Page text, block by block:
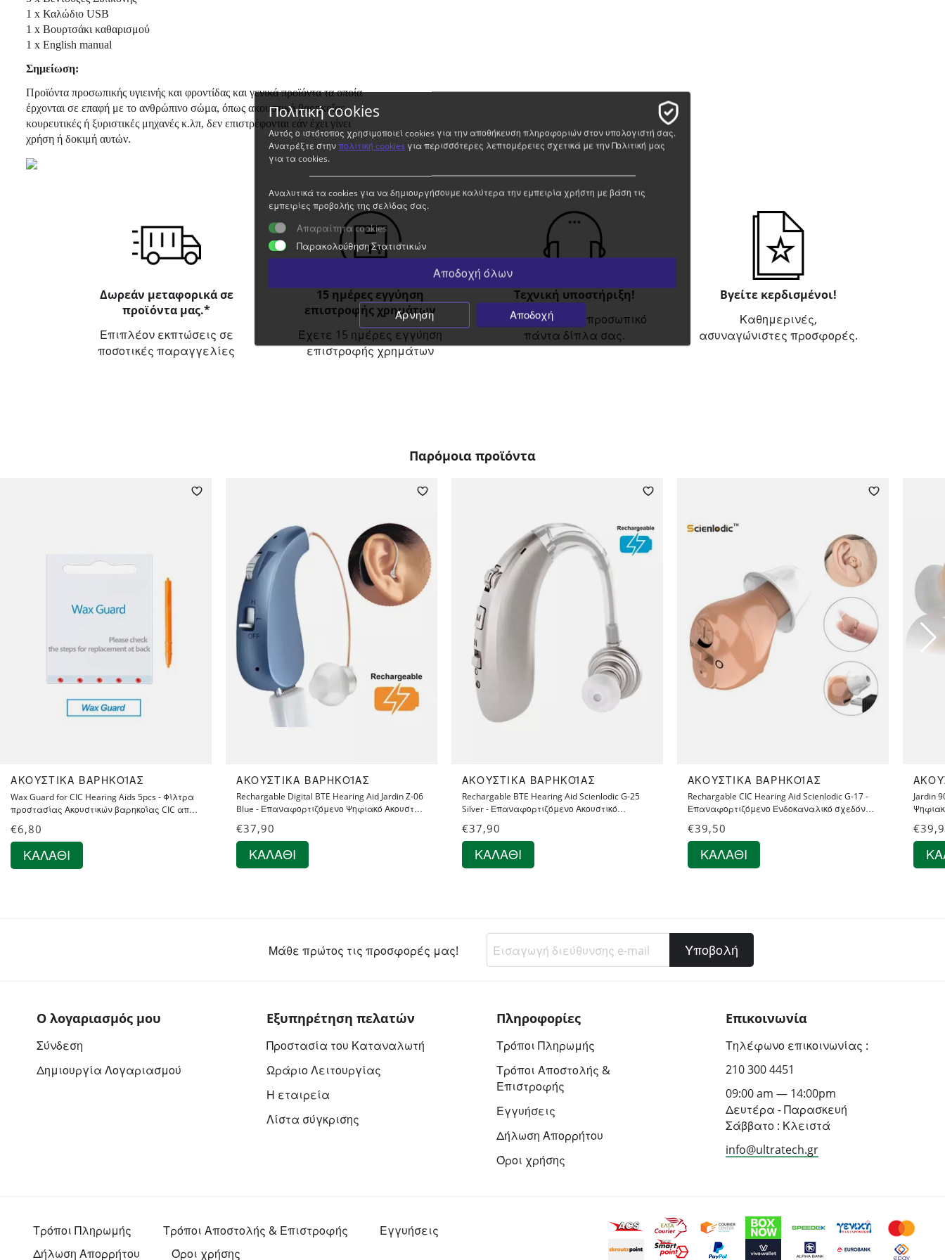
1 x Καλώδιο USB
1 x Βουρτσάκι καθαρισμού
1 x English manual
Σημείωση:
Προϊόντα προσωπικής υγιεινής και φροντίδας και γενικά προϊόντα τα οποία
έρχονται σε επαφή με το ανθρώπινο σώμα, όπως ακουστικά βαρηκοΐας,
κουρευτικές ή ξυριστικές μηχανές κ.λπ, δεν επιστρέφονται εάν έχει γίνει
χρήση ή δοκιμή αυτών.
Δωρεάν μεταφορικά σε
προϊόντα μας.*
Επιπλέον εκπτώσεις σε
ποσοτικές παραγγελίες
15 ημέρες εγγύηση
επιστροφής χρημάτων
Έχετε 15 ημέρες εγγύηση
επιστροφής χρημάτων
Τεχνική υποστήριξη!
Εξειδικευμένο προσωπικό
πάντα δίπλα σας.
Βγείτε κερδισμένοι!
Καθημερινές,
ασυναγώνιστες προσφορές.
Παρόμοια προϊόντα
ΑΚΟΥΣΤΙΚΆ ΒΑΡΗΚΟΪ́ΑΣ
Wax Guard for CIC Hearing Aids 5pcs - Φίλτρα
προστασίας Ακουστικών βαρηκοΐας CIC από
€6,80
ΚΑΛΆΘΙ
ΑΚΟΥΣΤΙΚΆ ΒΑΡΗΚΟΪ́ΑΣ
Rechargable Digital BTE Hearing Aid Jardin Z-06
Blue - Επαναφορτιζόμενο Ψηφιακό Ακουστικό
Προγράμματα Λειτουργίας
€37,90
ΚΑΛΆΘΙ
ΑΚΟΥΣΤΙΚΆ ΒΑΡΗΚΟΪ́ΑΣ
Rechargable BTE Hearing Aid Scienlodic G-25
Silver - Επαναφορτιζόμενο Ακουστικό
Προγράμματα Λειτουργίας NS
€37,90
ΚΑΛΆΘΙ
ΑΚΟΥΣΤΙΚΆ ΒΑΡΗΚΟΪ́ΑΣ
Rechargable CIC Hearing Aid Scienlodic G-17 -
Επαναφορτιζόμενο Ενδοκαναλικό σχεδόν
Βαρηκοΐας
€39,50
ΚΑΛΆΘΙ
Jardin
€
Μάθε πρώτος τις προσφορές μας! Υποβολή
Ο λογαριασμός μου
Σύνδεση
Δημιουργία Λογαριασμού
Εξυπηρέτηση πελατών
Προστασία του Καταναλωτή
Ωράριο Λειτουργίας
Η εταιρεία
Λίστα σύγκρισης
Πληροφορίες
Τρόποι Πληρωμής
Τρόποι Αποστολής &
Επιστροφής
Εγγυήσεις
Δήλωση Απορρήτου
Όροι χρήσης
Επικοινωνία
Τηλέφωνο επικοινωνίας :
210 300 4451
09:00 am — 14:00pm
Δευτέρα - Παρασκευή
Σάββατο : Κλειστά
info@ultratech.gr
Τρόποι Πληρωμής Τρόποι Αποστολής & Επιστροφής
Εγγυήσεις
Δήλωση Απορρήτου
Όροι χρήσης
Πολιτική cookies
Αυτός ο ιστότοπος χρησιμοποιεί cookies για την αποθήκευση πληροφοριών στον υπολογιστή σας.
Ανατρέξτε στηνπολιτική cookies για περισσότερες λεπτομέρειες σχετικά με την Πολιτική μας
για τα cookies.
Αναλυτικά τα cookies για να δημιουργήσουμε καλύτερα την εμπειρία χρήστη με βάση τις
εμπειρίες προβολής της σελίδας σας.
Απαραίτητα cookies
Παρακολούθηση Στατιστικών
Αποδοχή όλων
Άρνηση Αποδοχή